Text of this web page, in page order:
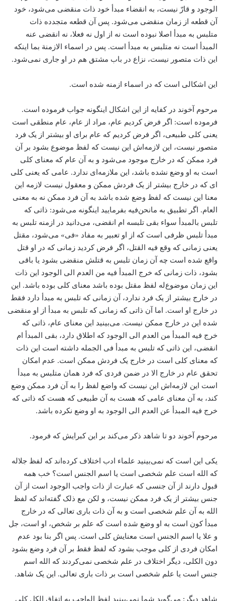
الوجود و قارّ نیست، به انقضاء‌ مبدأ‌ خود ذات منقضی می‌شود، خود
آن قطعه از زمان منقضی می‌شود. پس آن قطعه متجدده ذات
متلبس به مبدأ اصلا نبوده است نه از اول نه فعلا، نه انقضی عنه
المبدأ است نه متلبس به مبدأ است. پس در اسماء الازمنة بما اینکه
این ذات متصور نیست، نزاع در باب مشتق هم در او جاری نمی‌شود.
این اشکالی است که در اسماء‌ ازمنه شده است.
مرحوم آخوند در کفایه از این اشکال اینگونه جواب فرموده است.
فرموده است: اگر فرض کردیم عام، مراد از عام، عام منطقی است
یعنی کلی طبیعی، اگر فرض کردیم که عام برای او بیشتر از یک فرد
متصور نیست، این لازمه‌اش این نیست که لفظ موضوع بشود بر آن
فرد ممکن که در خارج موجود می‌شود و به آن عام که معنای کلی
است به او وضع نشده باشد، این ملازمه‌ای ندارد. عامی که یعنی کلی‌
ای که در خارج بیشتر از یک فردش ممکن و معقول نیست لازمه این
معنا این نیست که لفظ وضع شده باشد به آن فرد ممکن نه به معنی
العام. اگر تطبیق به مانحن‌فیه بفرمایید اینگونه می‌شود: ذاتی که
تلبس بالمبدأ سواء بقی تلبسه ام انقضی، می‌دانید در ازمنه تلبس به
مبدأ تلبس ظرفی است که از او تعبیر به مفاد «فی» می‌شود، مقتل
یعنی زمانی که وقع فیه القتل، اگر فرض کردید زمانی که در او قتل
واقع شده است چه آن زمان تلبس به قتلش منقضی بشود یا باقی
بشود، ذات زمانی که خرج المبدأ فیه من العدم الی الوجود این ذات
این زمان موضوع‌له لفظ مقتل بوده باشد معنای کلی بوده باشد. این
در خارج بیشتر از یک فرد ندارد، آن زمانی که تلبس به مبدأ دارد فقط
در خارج او است. اما آن ذاتی که زمانی که تلبس به مبدأ از او منقضی
شده این در خارج ممکن نیست. می‌بینید این معنای عام، ذاتی که
خرج فیه المبدأ من العدم الی الوجود که اطلاق دارد، بقی المبدأ‌ ام
انقضی، این ذاتی که تلبس به مبدأ فی الجمله داشته است این ذات
که معنای کلی است در خارج یک فردش ممکن است. عدم امکان
تحقق عام در خارج الا در ضمن فردی که فرد همان متلبس به مبدأ
است این لازمه‌اش این نیست که واضع لفظ را به آن فرد ممکن وضع
کند، به آن معنای عامی که هست به آن طبیعی که هست که ذاتی که
خرج فیه المبدأ عن العدم الی الوجود به او وضع نکرده باشد.
مرحوم آخوند دو تا شاهد ذکر می‌کند بر این کبرایش که فرمود.
یکی این است که نمی‌بینید علماء‌ ادب اختلاف کرده‌اند که لفظ جلاله
که الله است علم شخصی است یا اسم الجنس است؟ خب همه
قبول دارند از آن جنسی که عبارت از ذات واجب الوجود است از آن
جنس بیشتر از یک فرد ممکن نیست، و لکن مع ذلک گفته‌اند که لفظ
الله به آن علم شخصی است و به آن ذات باری تعالی که در خارج
مبدأ کون است به او وضع شده است که علم بر شخص، او است، جل
و علا یا اسم الجنس است معنایش کلی است. پس اگر بنا‌ بود عدم
امکان فردی از کلی موجب بشود که لفظ فقط بر آن فرد وضع بشود
دون الکلی، دیگر اختلاف در علم شخصی نمی‌کردند که الله اسم
جنس است یا علم شخصی است بر ذات باری تعالی. این یک شاهد.
شاهد دیگر: می‌گوید شما نمی‌بینید لفظ الواجب به اتفاق الکل کلی